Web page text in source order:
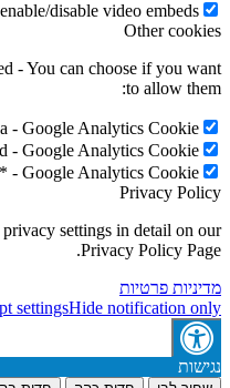
disable video embeds.
Other cookies
- You can choose if you want
to allow them:
- Google Analytics Cookie.
- Google Analytics Cookie.
- Google Analytics Cookie.
Privacy Policy
settings in detail on our
Privacy Policy Page.
מדיניות פרטיות
settingsHide notification only
נגישות